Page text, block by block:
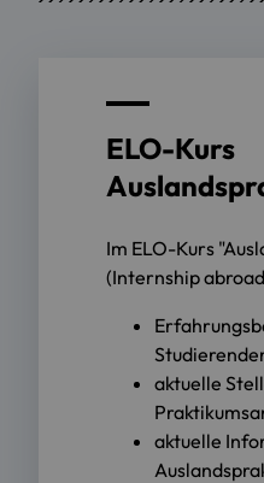
ELO-Kurs
Im ELO-Kurs
(Internship
aktuelle
aktuelle